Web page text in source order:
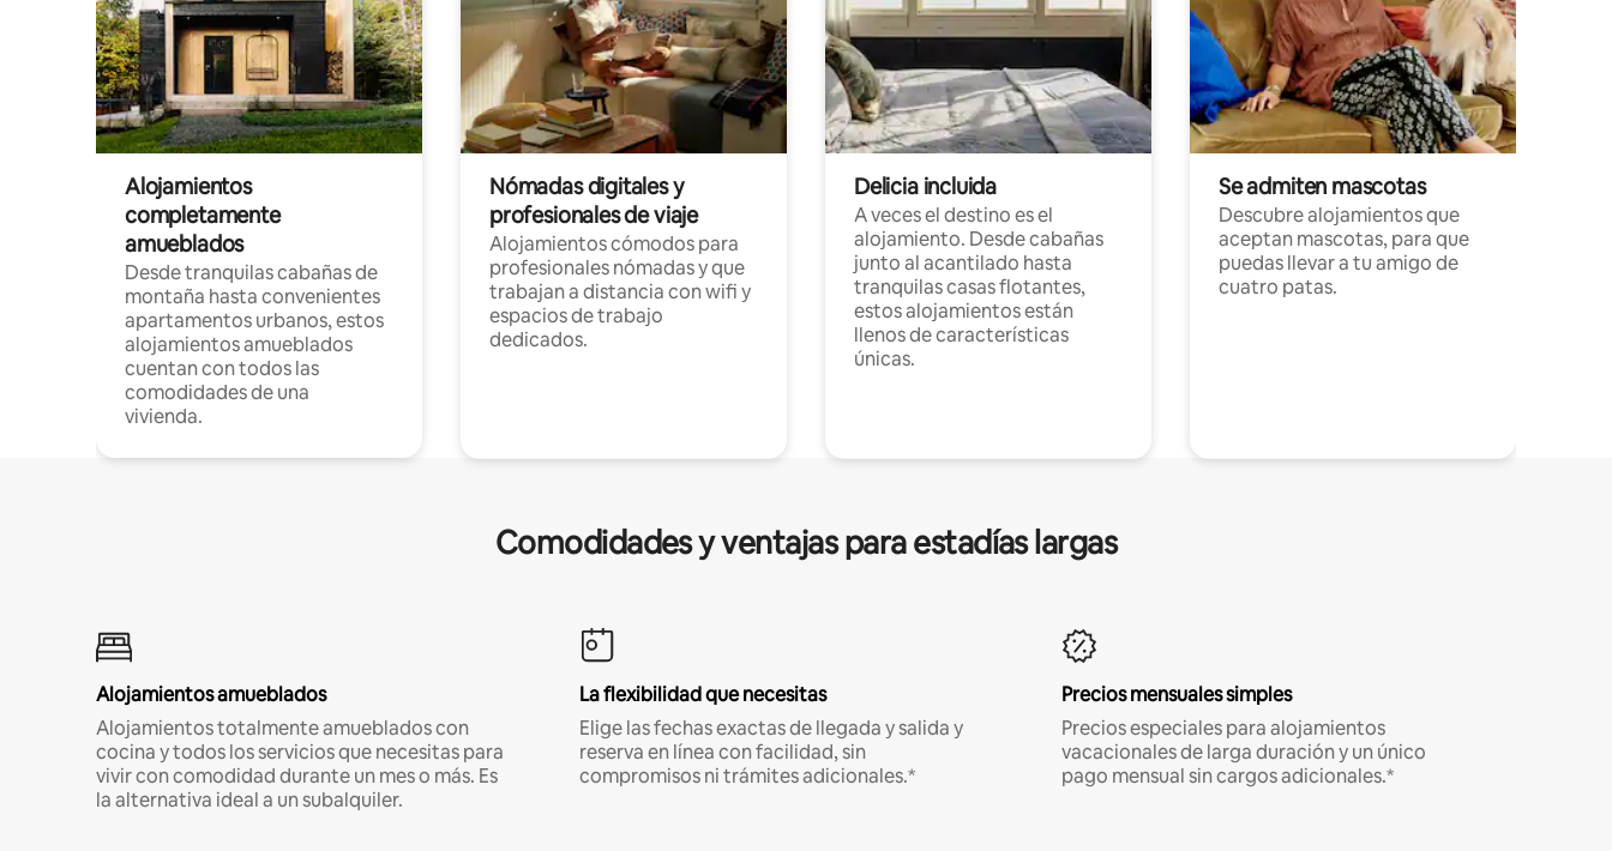
Alojamientos
completamente
amueblados
Desde tranquilas cabañas de
montaña hasta convenientes
apartamentos urbanos, estos
alojamientos amueblados
cuentan con todos las
comodidades de una
vivienda.
Nómadas digitales y
profesionales de viaje
Alojamientos cómodos para
profesionales nómadas y que
trabajan a distancia con wifi y
espacios de trabajo
dedicados.
Delicia incluida
A veces el destino es el
alojamiento. Desde cabañas
junto al acantilado hasta
tranquilas casas flotantes,
estos alojamientos están
llenos de características
únicas.
Se admiten mascotas
Descubre alojamientos que
aceptan mascotas, para que
puedas llevar a tu amigo de
cuatro patas.
Comodidades y ventajas para estadías largas
Alojamientos amueblados
Alojamientos totalmente amueblados con
cocina y todos los servicios que necesitas para
vivir con comodidad durante un mes o más. Es
la alternativa ideal a un subalquiler.
La flexibilidad que necesitas
Elige las fechas exactas de llegada y salida y
reserva en línea con facilidad, sin
compromisos ni trámites adicionales.*
Precios mensuales simples
Precios especiales para alojamientos
vacacionales de larga duración y un único
pago mensual sin cargos adicionales.*